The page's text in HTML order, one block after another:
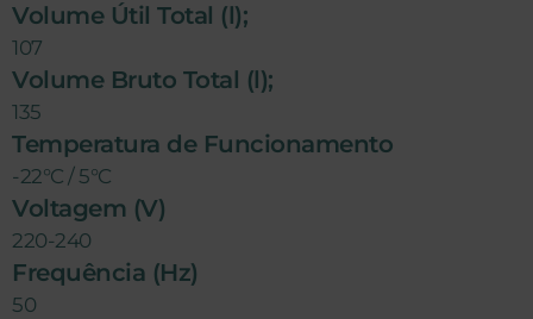
Volume Útil Total (l);
107
Volume Bruto Total (l);
135
Temperatura de Funcionamento
-22°C / 5°C
Voltagem (V)
220-240
Frequência (Hz)
50